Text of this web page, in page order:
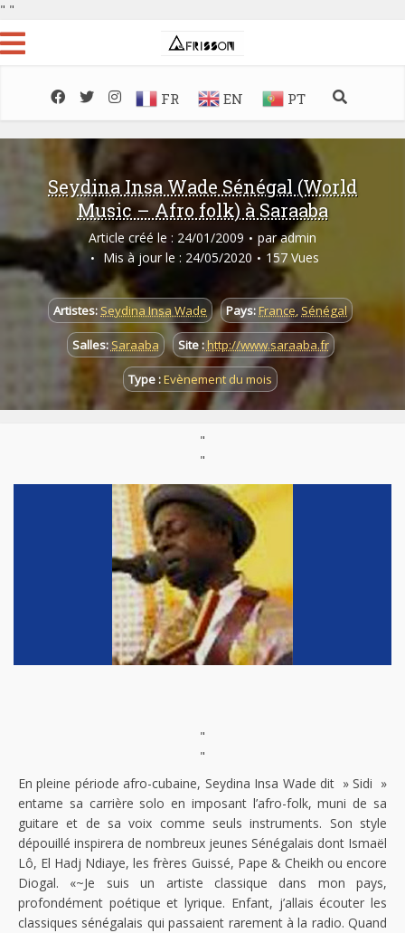
" "
FR EN PT
Seydina Insa Wade Sénégal (World
Music – Afro folk) à Saraaba
Article créé le : 24/01/2009 par admin
Mis à jour le : 24/05/2020
157 Vues
Artistes: Seydina Insa Wade Pays:France, Sénégal
Salles:Saraaba Site :http://www.saraaba.fr
Type :Evènement du mois
"
"
"
"
En pleine période afro-cubaine, Seydina Insa Wade dit » Sidi »
entame sa carrière solo en imposant l’afro-folk, muni de sa
guitare et de sa voix comme seuls instruments. Son style
dépouillé inspirera de nombreux jeunes Sénégalais dont Ismaël
Lô, El Hadj Ndiaye, les frères Guissé, Pape & Cheikh ou encore
Diogal. «~Je suis un artiste classique dans mon pays,
profondément poétique et lyrique. Enfant, j’allais écouter les
classiques sénégalais qui passaient rarement à la radio. Quand